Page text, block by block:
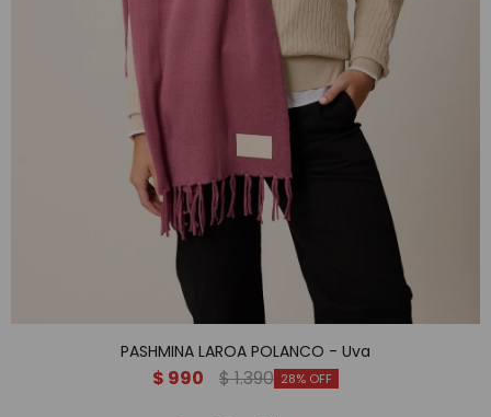
PASHMINA LAROA POLANCO - Uva
$ 990 $1.390 28